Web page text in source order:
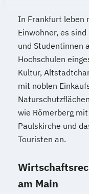
In Frankfurt leben
Einwohner, es
und Studentinnen
Hochschulen
Kultur,
mit noblen
wie Römerberg
Paulskirche und
Touristen an.
am Main